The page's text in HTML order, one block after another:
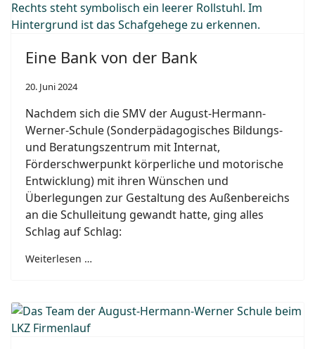
Eine Bank von der Bank
20. Juni 2024
Nachdem sich die SMV der August-Hermann-
Werner-Schule (Sonderpädagogisches Bildungs-
und Beratungszentrum mit Internat,
Förderschwerpunkt körperliche und motorische
Entwicklung) mit ihren Wünschen und
Überlegungen zur Gestaltung des Außenbereichs
an die Schulleitung gewandt hatte, ging alles
Schlag auf Schlag:
Weiterlesen …